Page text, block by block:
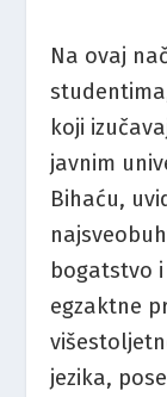
Na ovaj
koji
javnim
Bihaću,
bogatstvo
egzaktne
jezika,